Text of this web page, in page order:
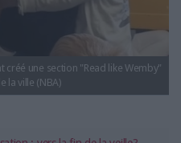
une section "Read like Wemby"
la ville (NBA)